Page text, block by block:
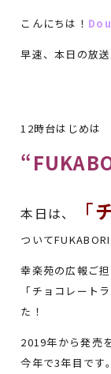
こんにちは！
早速、本日の放
12時台はじめは
本日は、 「
ついてFUKABORI
幸楽苑の広報ご
「チョコレート
た！
2019年から発売
今年で3年目です。